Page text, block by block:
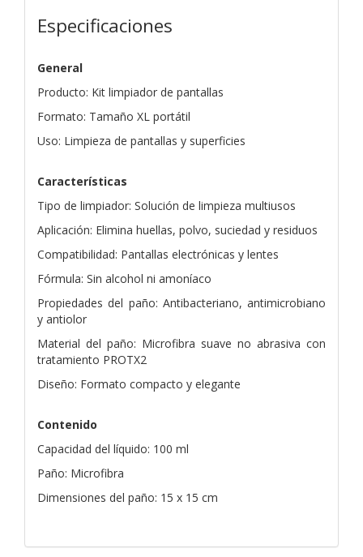
Especificaciones
General
Producto: Kit limpiador de pantallas
Formato: Tamaño XL portátil
Uso: Limpieza de pantallas y superficies
Características
Tipo de limpiador: Solución de limpieza multiusos
Aplicación: Elimina huellas, polvo, suciedad y residuos
Compatibilidad: Pantallas electrónicas y lentes
Fórmula: Sin alcohol ni amoníaco
Propiedades del paño: Antibacteriano, antimicrobiano
y antiolor
Material del paño: Microfibra suave no abrasiva con
tratamiento PROTX2
Diseño: Formato compacto y elegante
Contenido
Capacidad del líquido: 100 ml
Paño: Microfibra
Dimensiones del paño: 15 x 15 cm